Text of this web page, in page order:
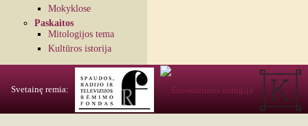
Mokyklose
Paskaitos
Mitologijos tema
Kultūros istorija
Svetainę remia: